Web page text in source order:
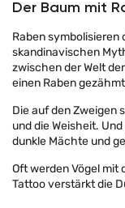
Der Baum mit
Raben symbolisieren
skandinavischen
zwischen der Welt
einen Raben
Die auf den Zweigen
und die Weisheit.
dunkle Mächte und
Oft werden Vögel mit
Tattoo verstärkt die